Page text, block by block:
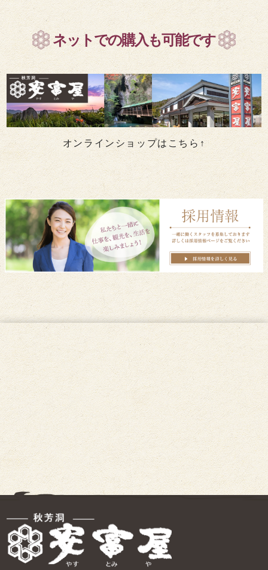
ネットでの購入も可能です
オンラインショップはこちら↑